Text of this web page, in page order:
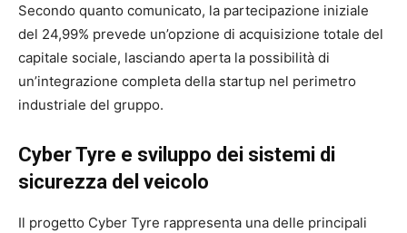
Secondo quanto comunicato, la partecipazione iniziale
del 24,99% prevede un’opzione di acquisizione totale del
capitale sociale, lasciando aperta la possibilità di
un’integrazione completa della startup nel perimetro
industriale del gruppo.
Cyber Tyre e sviluppo dei sistemi di
sicurezza del veicolo
Il progetto Cyber Tyre rappresenta una delle principali